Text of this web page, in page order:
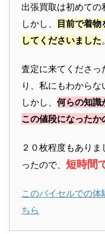
出張買取は初めての
しかし、
目前で着物
してくださいました。
査定に来てくださっ
り、私にもわからな
しかし、 何らの知識
この値段になった
２０枚程度もあり
ったので、 短時間
このバイセルでの体
ちら